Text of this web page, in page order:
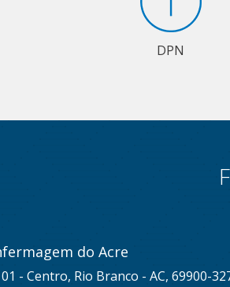
DPN
do Acre
- Centro, Rio Branco - AC, 69900-